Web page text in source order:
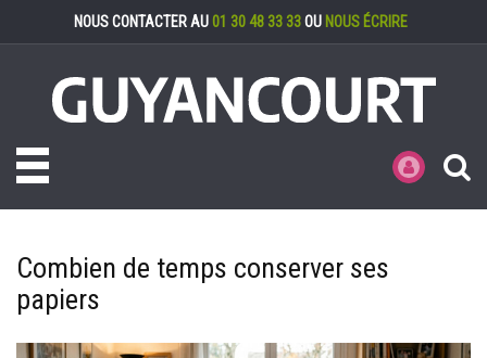
NOUS CONTACTER AU 01 30 48 33 33OU NOUS ÉCRIRE
Toggle navigation MES
Combien de temps conserver ses
papiers